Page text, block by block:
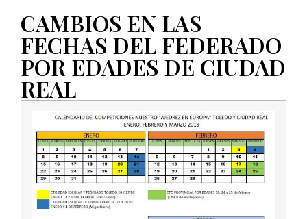
CAMBIOS EN LAS
FECHAS DEL FEDERADO
POR EDADES DE CIUDAD
REAL